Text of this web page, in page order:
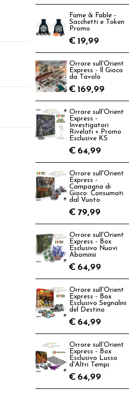
Fame & Fable -
Sacchetti e Token
Promo
€ 19,99
Orrore sull'Orient
Express - Il Gioco
da Tavolo
€ 169,99
Orrore sull'Orient
Express -
Investigatori
Rivelati + Promo
Esclusive KS
€ 64,99
Orrore sull'Orient
Express -
Campagna di
Gioco: Consumati
dal Vuoto
€ 79,99
Orrore sull'Orient
Express - Box
Esclusivo Nuovi
Abominii
€ 64,99
Orrore sull'Orient
Express - Box
Esclusivo Segnalini
del Destino
€ 64,99
Orrore sull'Orient
Express - Box
Esclusivo Lusso
d'Altri Tempi
€ 64,99